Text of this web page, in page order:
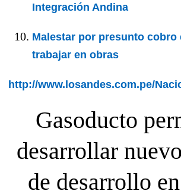
Integración Andina
Malestar por presunto cobro
trabajar en obras
http://www.losandes.com.pe/
Gasoducto
desarrollar
de desarrollo